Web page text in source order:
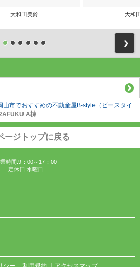
大和田美鈴 大和
山市でおすすめの不動産屋B-style（ビースタイ
A棟
ージトップに戻る
時間:9：00～17：00
定休日:水曜日